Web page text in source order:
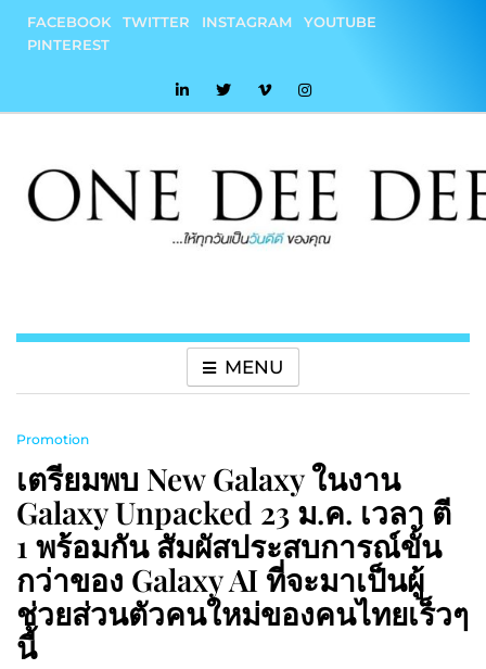
content
FACEBOOK TWITTER INSTAGRAM
YOUTUBE
PINTEREST
MENU
Promotion
เตรียมพบ New Galaxy ในงาน
Galaxy Unpacked 23 ม.ค. เวลา ตี
1 พร้อมกัน สัมผัสประสบการณ์ขั้น
กว่าของ Galaxy AI ที่จะมาเป็นผู้
ช่วยส่วนตัวคนใหม่ของคนไทยเร็วๆ
นี้